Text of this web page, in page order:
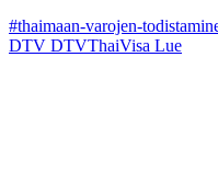
#thaimaan-varojen-
DTV DTVThaiVisa Lue